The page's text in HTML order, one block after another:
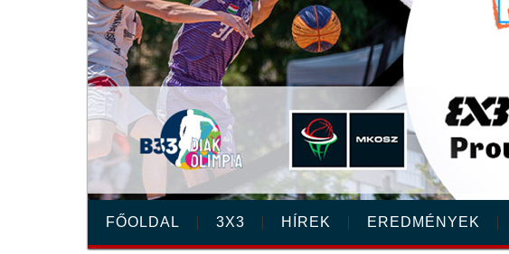
FŐOLDAL 3X3 HÍREK EREDMÉNYEK